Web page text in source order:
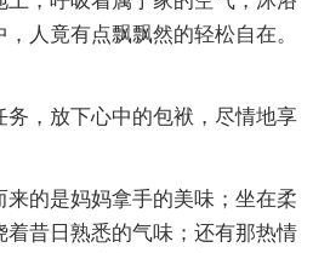
人竟有点飘飘然的轻松自在。
务，放下心中的包袱，尽情地享
来的是妈妈拿手的美味；坐在柔
着昔日熟悉的气味；还有那热情